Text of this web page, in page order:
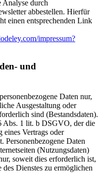
Analyse durch
abbestellen. Hierfür
einen entsprechenden Link
impressum?
und
Daten nur,
Ausgestaltung oder
sind (Bestandsdaten).
Abs. 1 lit. b DSGVO, der die
Vertrags oder
Personenbezogene Daten
(Nutzungsdaten)
soweit dies erforderlich ist,
Dienstes zu ermöglichen